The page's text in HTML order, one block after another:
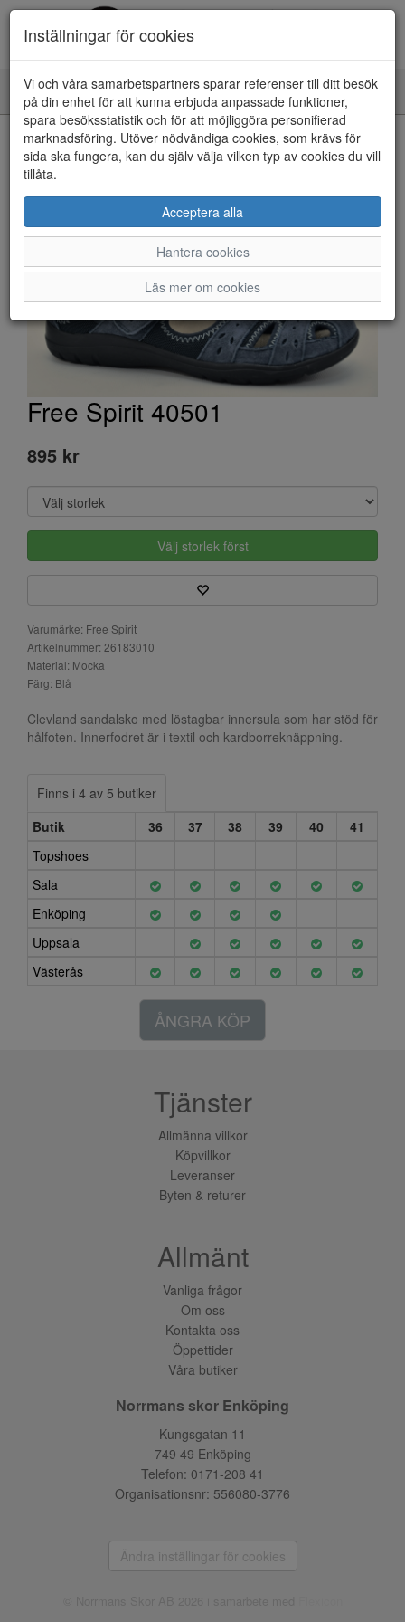
Toggle
navigation
HEM
Free Spirit 40501
895 kr
Välj storlek först
Varumärke: Free Spirit
Artikelnummer: 26183010
Material: Mocka
Färg: Blå
Clevland sandalsko med löstagbar innersula som har stöd för
hålfoten. Innerfodret är i textil och kardborreknäppning.
Finns i 4 av 5 butiker
Butik
36 37 38 39 40
41
Topshoes
Sala
Enköping
Uppsala
Västerås
ÅNGRA KÖP
Inställningar för cookies
Vi och våra samarbetspartners sparar referenser till ditt besök
på din enhet för att kunna erbjuda anpassade funktioner,
spara besöksstatistik och för att möjliggöra personifierad
marknadsföring. Utöver nödvändiga cookies, som krävs för
sida ska fungera, kan du själv välja vilken typ av cookies du vill
tillåta.
Acceptera alla
Hantera cookies
Läs mer om cookies
Tjänster
Allmänna villkor
Köpvillkor
Leveranser
Byten & returer
Allmänt
Vanliga frågor
Om oss
Kontakta oss
Öppettider
Våra butiker
Norrmans skor Enköping
Kungsgatan 11
749 49 Enköping
Telefon: 0171-208 41
Organisationsnr: 556080-3776
Ändra inställingar för cookies